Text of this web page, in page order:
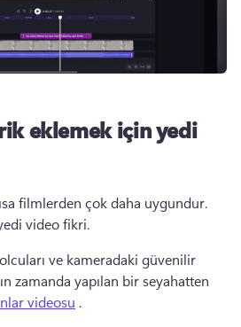
eklemek için yedi
video fikri.
ve kameradaki güvenilir
zamanda yapılan bir seyahatten
videosu .